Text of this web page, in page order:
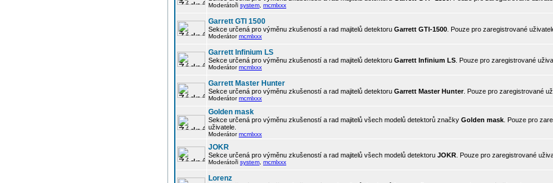
Moderátoři system mcmlxxx
Garrett GTI 1500
Sekce určená pro výměnu zkušeností a rad majitelů detektoru Garrett GTI-1500 . Pouze pro zaregistrované
Moderátormcmlxxx
Garrett Infinium LS
Sekce určená pro výměnu zkušeností a rad majitelů detektoru Garrett Infinium LS . Pouze pro zaregistrované
Moderátormcmlxxx
Garrett Master Hunter
Sekce určená pro výměnu zkušeností a rad majitelů detektoru Garrett Master Hunter. Pouze pro zaregistrované
Moderátormcmlxxx
Golden mask
Sekce určená pro výměnu zkušeností a rad majitelů všech modelů detektorů značky Golden mask . Pouze pro
uživatele.
Moderátormcmlxxx
JOKR
Sekce určená pro výměnu zkušeností a rad majitelů všech modelů detektoru JOKR . Pouze pro zaregistrované
Moderátoři system mcmlxxx
Lorenz